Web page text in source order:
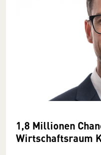
1,8 Millionen
Wirtschaftsraum